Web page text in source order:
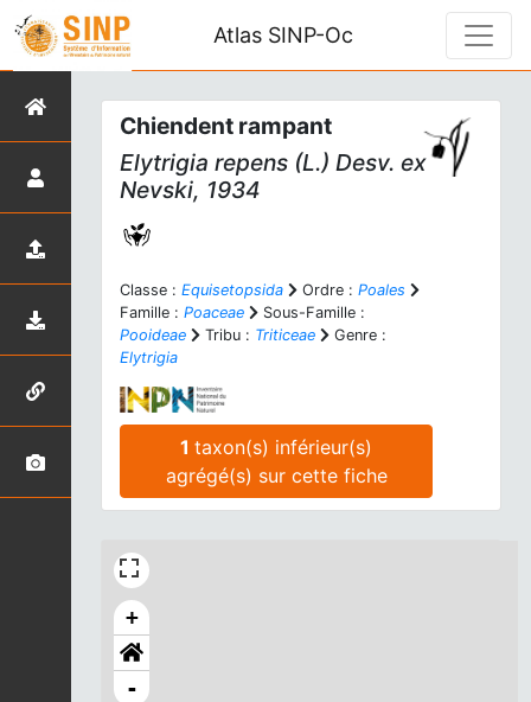
Atlas SINP-Oc
Chiendent rampant
Elytrigia repens (L.) Desv. ex
Nevski, 1934
Classe : Equisetopsida Ordre : Poales
Famille : Poaceae
Sous-Famille :
Pooideae
Tribu : Triticeae
Genre :
Elytrigia
1taxon(s) inférieur(s)
agrégé(s) sur cette fiche
+
-